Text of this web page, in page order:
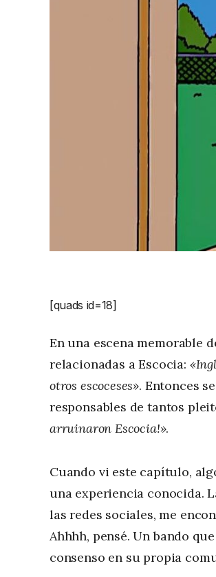
[quads id=18]
En una escena memorable
relacionadas a Escocia:
otros escoceses». Entonces
responsables de tantos
arruinaron Escocia!».
Cuando vi este capítulo,
una experiencia conocida.
las redes sociales, me
Ahhhh, pensé. Un bando
consenso en su propia